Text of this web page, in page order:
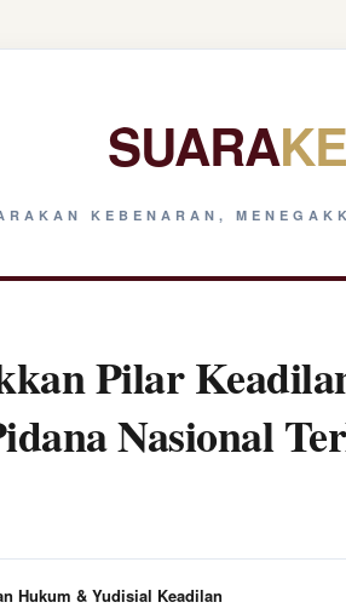
SUARA
KEBENARAN,
Pilar
Nasional
Hukum & Yudisial Keadilan